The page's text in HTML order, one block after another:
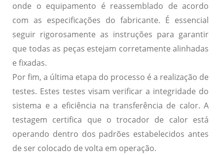
onde o equipamento é reassemblado de acordo
com as especificações do fabricante. É essencial
seguir rigorosamente as instruções para garantir
que todas as peças estejam corretamente alinhadas
e fixadas.
Por fim, a última etapa do processo é a realização de
testes. Estes testes visam verificar a integridade do
sistema e a eficiência na transferência de calor. A
testagem certifica que o trocador de calor está
operando dentro dos padrões estabelecidos antes
de ser colocado de volta em operação.